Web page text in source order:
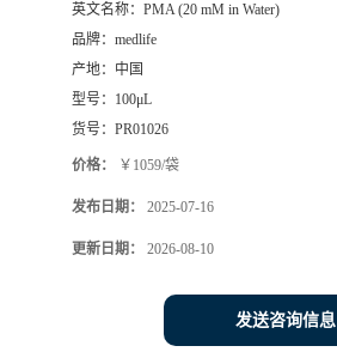
英文名称： PMA (20 mM in Water)
品牌： medlife
产地： 中国
型号： 100μL
货号： PR01026
价格： ￥1059/袋
发布日期： 2025-07-16
更新日期： 2026-08-10
发送咨询信息